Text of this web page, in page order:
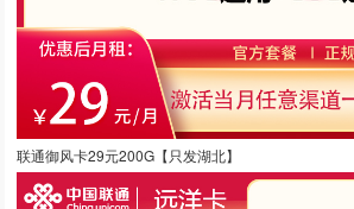
联通御风卡29元200G【只发湖北】